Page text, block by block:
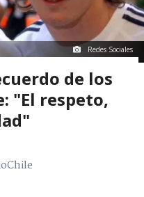
Redes Sociales
de los
"El respeto,